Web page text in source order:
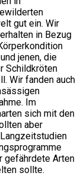
gut ein. Wir
in Bezug
jenen, die
Schildkröten
Wir fanden auch
Im
sich mit den
aber
gefährdete Arten
sollte.